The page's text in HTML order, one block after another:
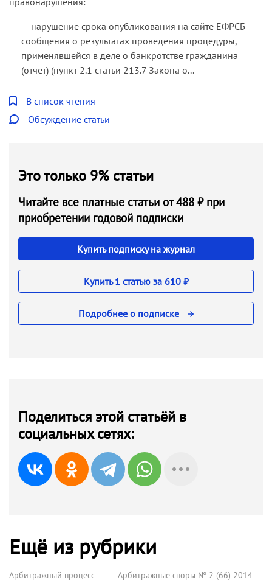
— нарушение срока опубликования на сайте ЕФРСБ
сообщения о результатах проведения процедуры,
применявшейся в деле о банкротстве гражданина
(отчет) (пункт 2.1 статьи 213.7 Закона о...
В список чтения
Обсуждение статьи
Это только 9% статьи
Читайте все платные статьи от 488 ₽ при
приобретении годовой подписки
Купить подписку на журнал
Купить 1 статью за 610 ₽
Подробнее о подписке
Поделиться этой статьёй в
социальных сетях:
Ещё из рубрики
Арбитражный процесс Арбитражные споры № 2 (66) 2014